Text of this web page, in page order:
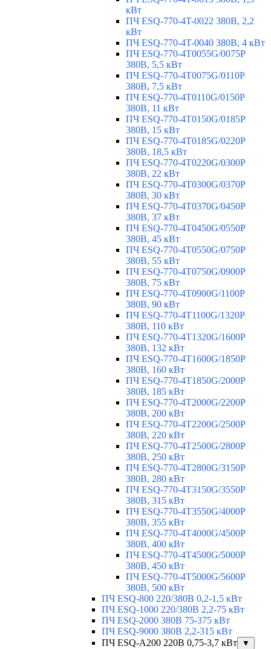
кВт
ПЧ ESQ-770-4T-0022 380В, 2,2
кВт
ПЧ ESQ-770-4T-0040 380В, 4 кВт
ПЧ ESQ-770-4T0055G/0075P
380В, 5,5 кВт
ПЧ ESQ-770-4T0075G/0110P
380В, 7,5 кВт
ПЧ ESQ-770-4T0110G/0150P
380В, 11 кВт
ПЧ ESQ-770-4T0150G/0185P
380В, 15 кВт
ПЧ ESQ-770-4T0185G/0220P
380В, 18,5 кВт
ПЧ ESQ-770-4T0220G/0300P
380В, 22 кВт
ПЧ ESQ-770-4T0300G/0370P
380В, 30 кВт
ПЧ ESQ-770-4T0370G/0450P
380В, 37 кВт
ПЧ ESQ-770-4T0450G/0550P
380В, 45 кВт
ПЧ ESQ-770-4T0550G/0750P
380В, 55 кВт
ПЧ ESQ-770-4T0750G/0900P
380В, 75 кВт
ПЧ ESQ-770-4T0900G/1100P
380В, 90 кВт
ПЧ ESQ-770-4T1100G/1320P
380В, 110 кВт
ПЧ ESQ-770-4T1320G/1600P
380В, 132 кВт
ПЧ ESQ-770-4T1600G/1850P
380В, 160 кВт
ПЧ ESQ-770-4T1850G/2000P
380В, 185 кВт
ПЧ ESQ-770-4T2000G/2200P
380В, 200 кВт
ПЧ ESQ-770-4T2200G/2500P
380В, 220 кВт
ПЧ ESQ-770-4T2500G/2800P
380В, 250 кВт
ПЧ ESQ-770-4T2800G/3150P
380В, 280 кВт
ПЧ ESQ-770-4T3150G/3550P
380В, 315 кВт
ПЧ ESQ-770-4T3550G/4000P
380В, 355 кВт
ПЧ ESQ-770-4T4000G/4500P
380В, 400 кВт
ПЧ ESQ-770-4T4500G/5000P
380В, 450 кВт
ПЧ ESQ-770-4T5000G/5600P
380В, 500 кВт
ПЧ ESQ-800 220/380В 0,2-1,5 кВт
ПЧ ESQ-1000 220/380В 2,2-75 кВт
ПЧ ESQ-2000 380В 75-375 кВт
ПЧ ESQ-9000 380В 2,2-315 кВт
ПЧ ESQ-A200 220В 0,75-3,7 кВт
▼